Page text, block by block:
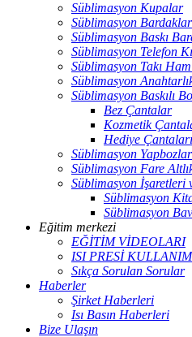
Süblimasyon Kupalar
Süblimasyon
Süblimasyon Baskı
Süblimasyon Telefon
Süblimasyon Takı
Süblimasyon
Süblimasyon Baskılı
Bez Çantalar
Kozmetik
Hediye Çantaları
Süblimasyon
Süblimasyon Fare
Süblimasyon İşaretleri
Süblimasyon
Süblimasyon
Eğitim merkezi
EĞİTİM VİDEOLARI
ISI PRESİ
Sıkça Sorulan Sorular
Haberler
Şirket Haberleri
Isı Basın Haberleri
Bize Ulaşın